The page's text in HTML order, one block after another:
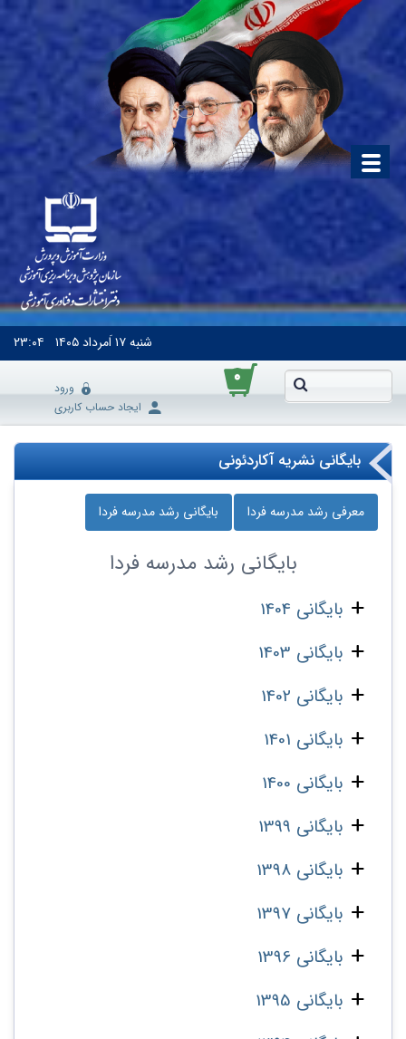
شنبه۱۷ اَمرداد ۱۴۰۵ ۲۳:۰۴
۰
ورود
ایجاد حساب کاربری
بایگانی نشریه آکاردئونی
معرفی رشد مدرسه‌ فردا بایگانی رشد مدرسه‌ فردا
بایگانی رشد مدرسه‌ فردا
بایگانی 1404
بایگانی 1403
بایگانی 1402
بایگانی 1401
بایگانی 1400
بایگانی 1399
بایگانی 1398
بایگانی 1397
بایگانی 1396
بایگانی 1395